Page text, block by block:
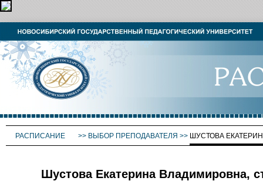
РАСПИСАНИЕ >> ВЫБОР ПРЕПОДАВАТЕЛЯ >> ШУСТОВА
Шустова Екатерина Владимировна,